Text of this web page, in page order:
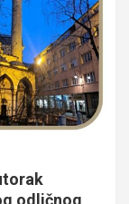
odličnog